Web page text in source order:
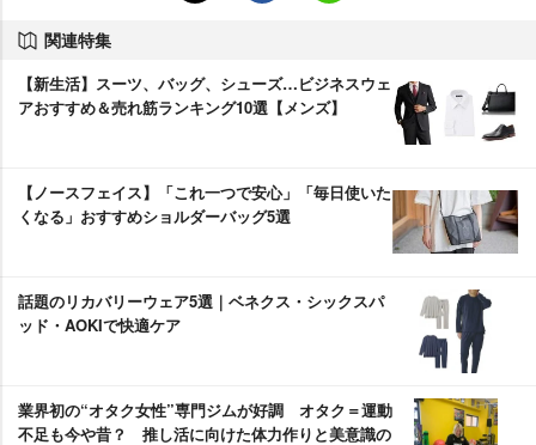
関連特集
【新生活】スーツ、バッグ、シューズ…ビジネスウェ
アおすすめ＆売れ筋ランキング10選【メンズ】
【ノースフェイス】「これ一つで安心」「毎日使いた
くなる」おすすめショルダーバッグ5選
話題のリカバリーウェア5選｜ベネクス・シックスパ
ッド・AOKIで快適ケア
業界初の“オタク女性”専門ジムが好調 オタク＝運動
不足も今や昔？ 推し活に向けた体力作りと美意識の